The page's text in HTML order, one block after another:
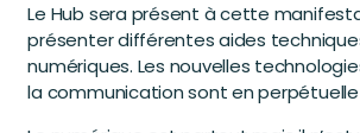
Le Hub sera présent à cette
présenter différentes aides
numériques. Les nouvelles
la communication sont en